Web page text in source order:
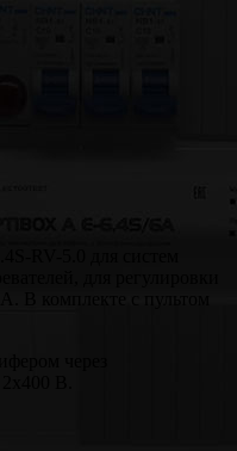
RV-5.0 для систем
для регулировки
В комплекте с пультом
через
В.